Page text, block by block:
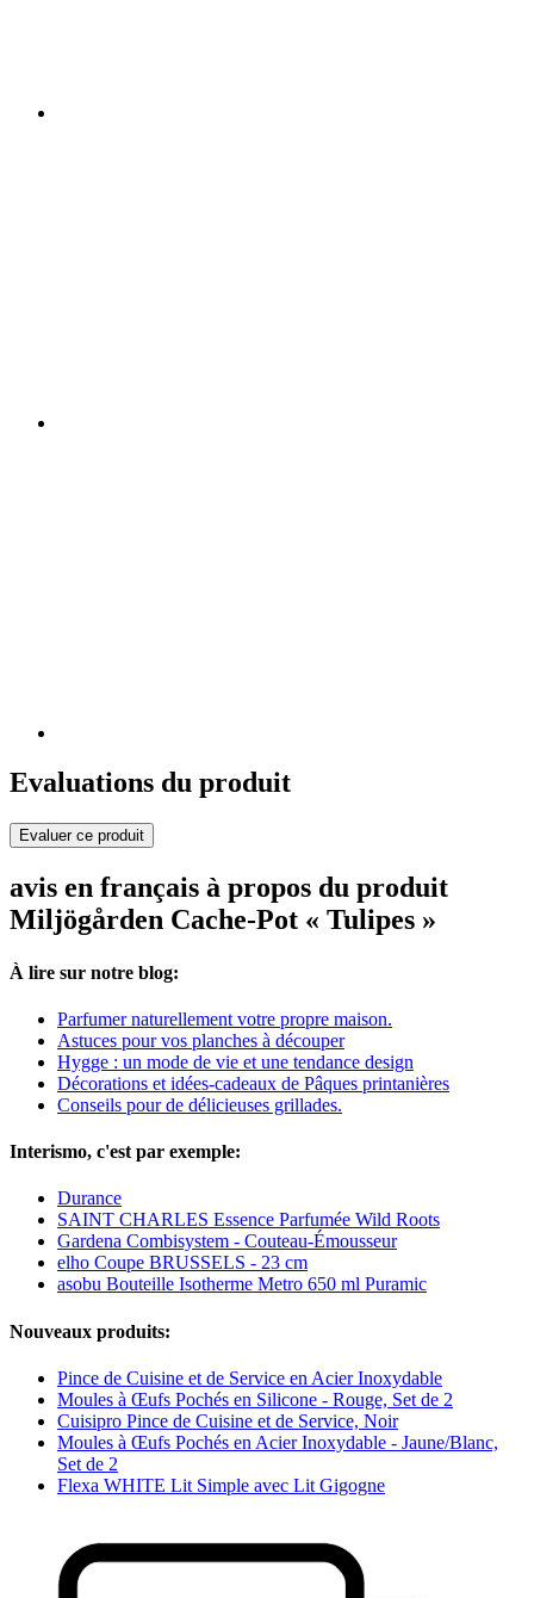
Evaluations du produit
Evaluer ce produit
avis en français à propos du produit
Miljögården Cache-Pot « Tulipes »
À lire sur notre blog:
Parfumer naturellement votre propre maison.
Astuces pour vos planches à découper
Hygge : un mode de vie et une tendance design
Décorations et idées-cadeaux de Pâques printanières
Conseils pour de délicieuses grillades.
Interismo, c'est par exemple:
Durance
SAINT CHARLES Essence Parfumée Wild Roots
Gardena Combisystem - Couteau-Émousseur
elho Coupe BRUSSELS - 23 cm
asobu Bouteille Isotherme Metro 650 ml Puramic
Nouveaux produits:
Pince de Cuisine et de Service en Acier Inoxydable
Moules à Œufs Pochés en Silicone - Rouge, Set de 2
Cuisipro Pince de Cuisine et de Service, Noir
Moules à Œufs Pochés en Acier Inoxydable - Jaune/Blanc,
Set de 2
Flexa WHITE Lit Simple avec Lit Gigogne